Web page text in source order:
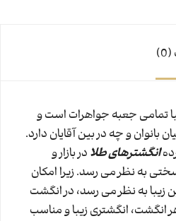
تمامی جعبه جواهرات است و
بانوان و چه در بین آقایان دارد.
انگشترهای طلا در بازار و
به نظر می رسد. زیرا امکان
زیبا به نظر می رسد، در انگشت
انگشت، انگشتری زیبا و مناسب